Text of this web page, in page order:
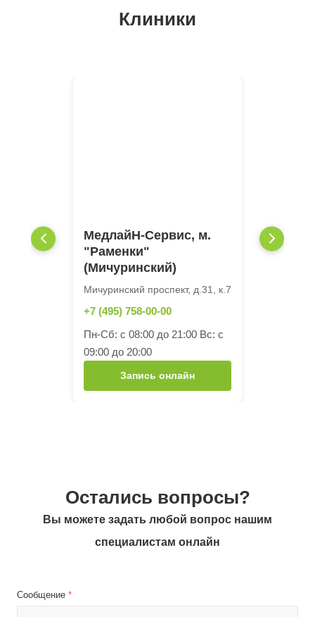
Клиники
МедлайН-Сервис, м.
"Раменки"
(Мичуринский)
Мичуринский проспект, д.31, к.7
+7 (495) 758-00-00
Пн-Сб: с 08:00 до 21:00 Вс: с
09:00 до 20:00
Запись онлайн
Остались вопросы?
Вы можете задать любой вопрос нашим
специалистам онлайн
Сообщение *